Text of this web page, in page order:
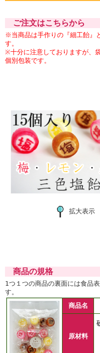
ご注文はこちらから
※当商品は手作りの『細工飴』
す。
※十分に注意しておりますが、
個別包装です。
拡大表示
商品の規格
1つ１つの商品の裏面には食品
す。
商品名
原材料